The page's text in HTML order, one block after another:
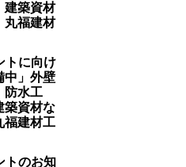
築資材
福建材
トに向け
中」外壁
水工
資材な
建材工
トのお知